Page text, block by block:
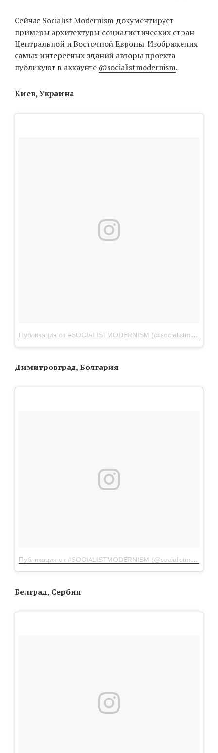
Сейчас Socialist Modernism документирует
примеры архитектуры социалистических стран
Центральной и Восточной Европы. Изображения
самых интересных зданий авторы проекта
публикуют в аккаунте @socialistmodernism.
Киев, Украина
Публикация от #SOCIALISTMODERNISM (@socialistmodernism)
Димитровград, Болгария
Публикация от #SOCIALISTMODERNISM (@socialistmodernism)
Белград, Сербия